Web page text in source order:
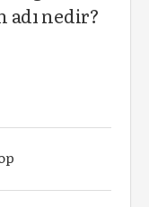
adı nedir?